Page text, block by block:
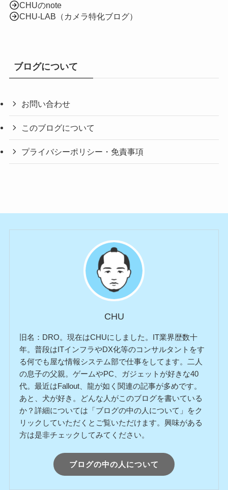
CHUのnote
CHU-LAB（カメラ特化ブログ）
ブログについて
お問い合わせ
このブログについて
プライバシーポリシー・免責事項
CHU
旧名：DRO。現在はCHUにしました。IT業界歴数十
年。普段はITインフラやDX化等のコンサルタントをす
る何でも屋な情報システム部で仕事をしてます。二人
の息子の父親。ゲームやPC、ガジェットが好きな40
代。最近はFallout、龍が如く関連の記事が多めです。
あと、犬が好き。どんな人がこのブログを書いている
か？詳細については「ブログの中の人について」をク
リックしていただくとご覧いただけます。興味がある
方は是非チェックしてみてください。
ブログの中の人について